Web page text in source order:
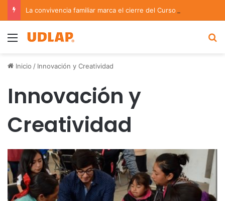
Menu
Inicio / Innovación y Creatividad
Innovación y
Creatividad